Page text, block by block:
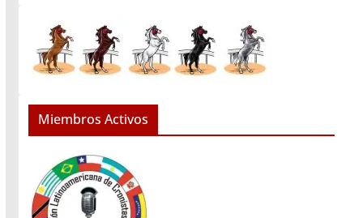
Miembros Activos